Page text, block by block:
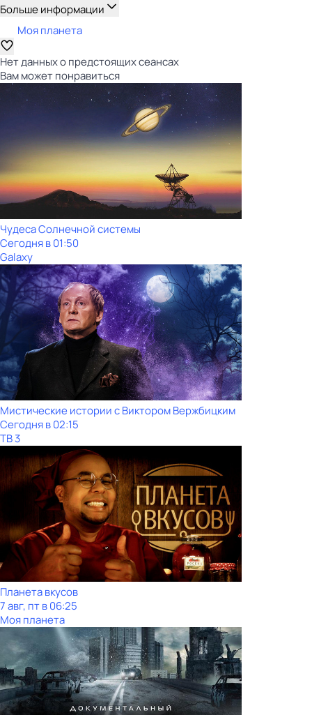
Больше информации
Моя планета
Нет данных о предстоящих сеансах
Вам может понравиться
Чудеса Солнечной системы
Сегодня в 01:50
Galaxy
Мистические истории с Виктoром Bержбицким
Сегодня в 02:15
ТВ 3
Планета вкусов
7 авг, пт в 06:25
Моя планета